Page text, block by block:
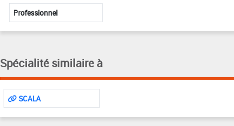
Professionnel
Spécialité similaire à
SCALA